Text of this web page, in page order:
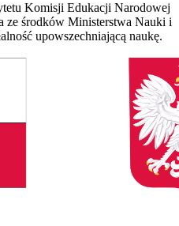
Komisji Edukacji Narodowej
ze środków Ministerstwa Nauki i
upowszechniającą naukę.